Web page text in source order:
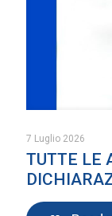
7 Luglio 2026
TUTTE LE